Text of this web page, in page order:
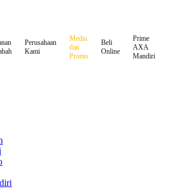
Perusahaan
Kami
Media
dan
Promo
Beli
Online
Prime
AXA
Mandiri